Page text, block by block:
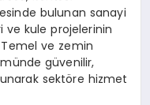
bulunan sanayi
ve kule projelerinin
ve zemin
güvenilir,
sektöre hizmet